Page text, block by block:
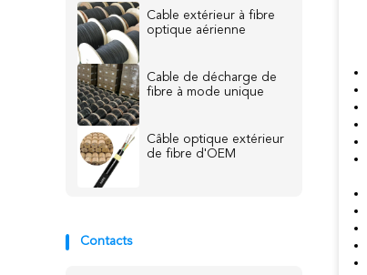
Cable extérieur à fibre
optique aérienne
Cable de décharge de
fibre à mode unique
Câble optique extérieur
de fibre d'OEM
Contacts